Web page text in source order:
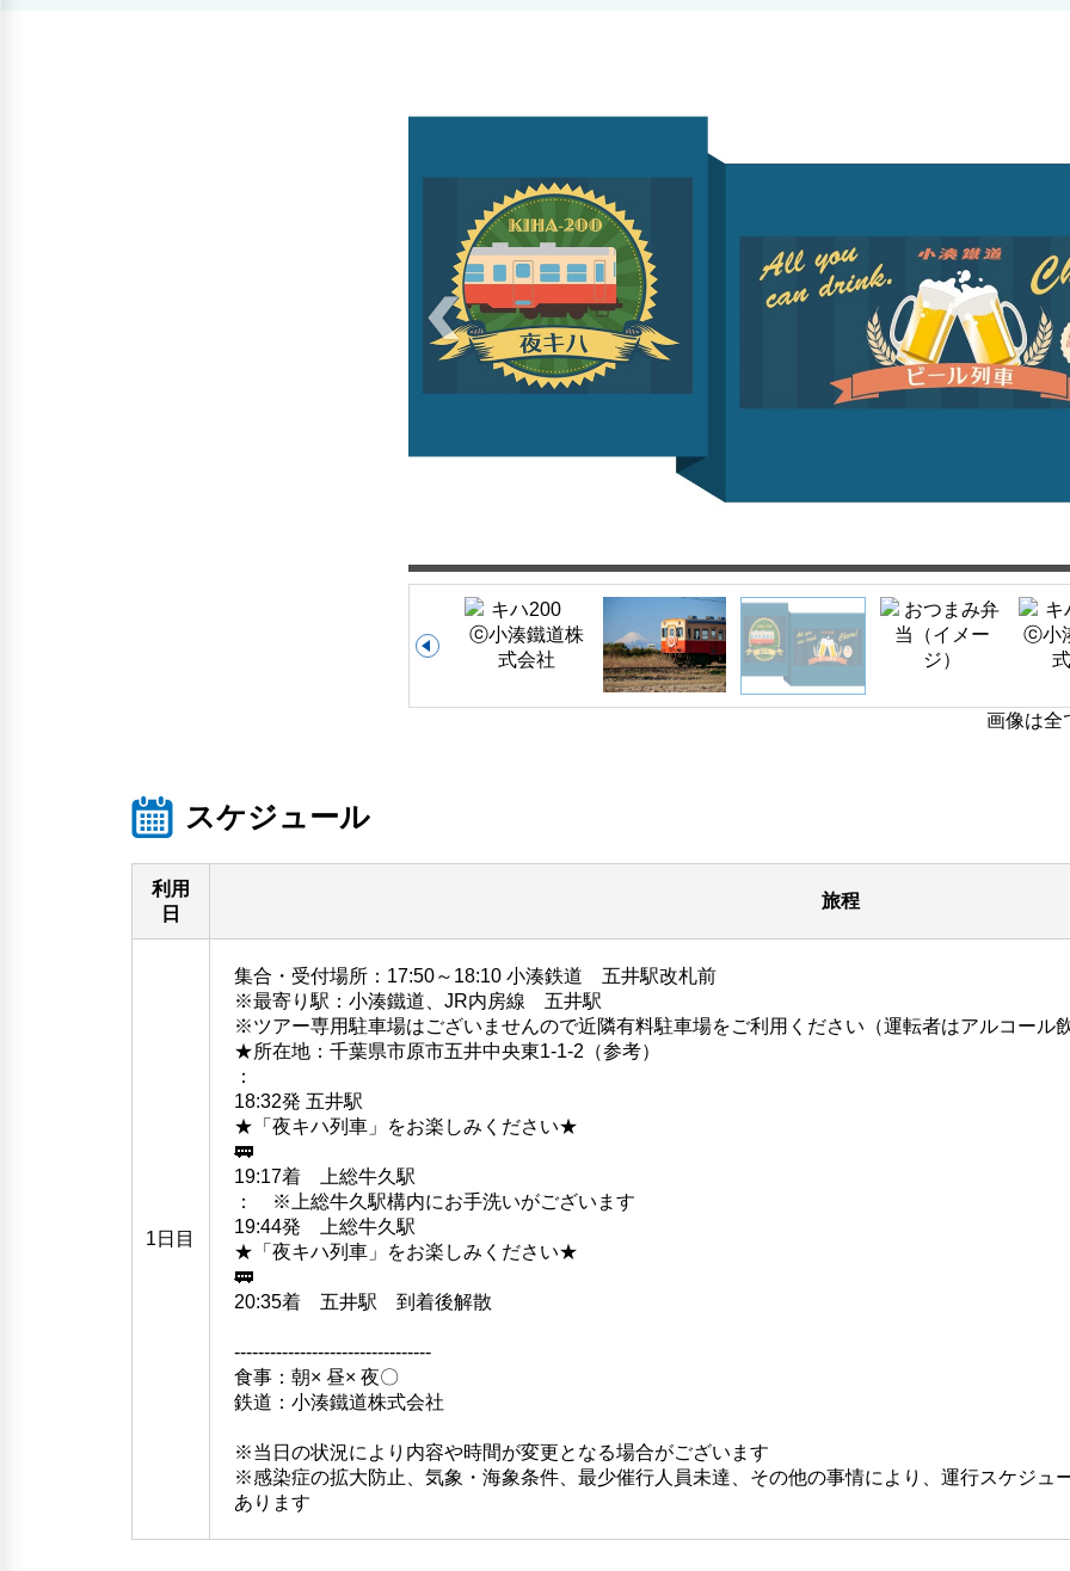
画像は全
スケジュール
利用
日
旅程
1日目
集合・受付場所：17:50～18:10 小湊鉄道 五井駅改札前
※最寄り駅：小湊鐵道、JR内房線 五井駅
※ツアー専用駐車場はございませんので近隣有料駐車場をご利用ください（運転者はアルコール
★所在地：千葉県市原市五井中央東1-1-2（参考）
：
18:32発 五井駅
★「夜キハ列車」をお楽しみください★
🚃
19:17着 上総牛久駅
： ※上総牛久駅構内にお手洗いがございます
19:44発 上総牛久駅
★「夜キハ列車」をお楽しみください★
🚃
20:35着 五井駅 到着後解散
---------------------------------
食事：朝× 昼× 夜〇
鉄道：小湊鐵道株式会社
※当日の状況により内容や時間が変更となる場合がございます
※感染症の拡大防止、気象・海象条件、最少催行人員未達、その他の事情により、運行スケジュ
あります